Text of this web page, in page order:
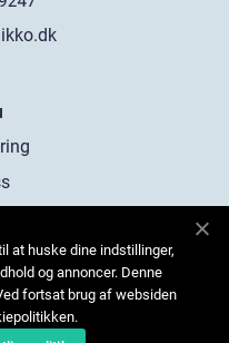
oss
at huske dine indstillinger,
og annoncer. Denne
fortsat brug af websiden